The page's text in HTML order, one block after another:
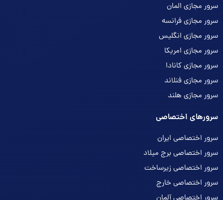
سرور مجازی المان
سرور مجازی فرانسه
سرور مجازی انگلیس
سرور مجازی امریکا
سرور مجازی کانادا
سرور مجازی فنلاند
سرور مجازی هلند
سرورهای اختصاصی
سرور اختصاصی ایران
سرور اختصاصی برج میلاد
سرور اختصاصی زیرساخت
سرور اختصاصی خارج